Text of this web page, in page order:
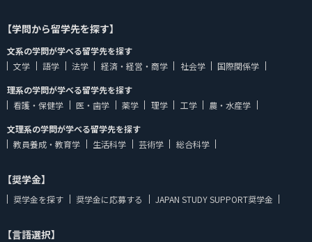
【学問から留学先を探す】
文系の学問が学べる留学先を探す
文学
語学 法学 経済・経営・商学 社会学
国際関係学
理系の学問が学べる留学先を探す
看護・保健学
医・歯学 薬学 理学 工学
農・水産学
文理系の学問が学べる留学先を探す
教員養成・教育学
生活科学 芸術学 総合科学
【奨学金】
奨学金を探す 奨学金に応募する JAPAN STUDY SUPPORT奨学金
【言語選択】